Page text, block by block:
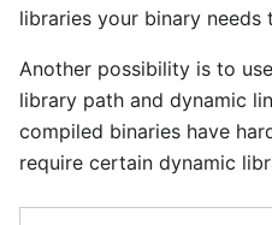
libraries your binary needs
Another possibility is to use
library path and dynamic
compiled binaries have
require certain dynamic